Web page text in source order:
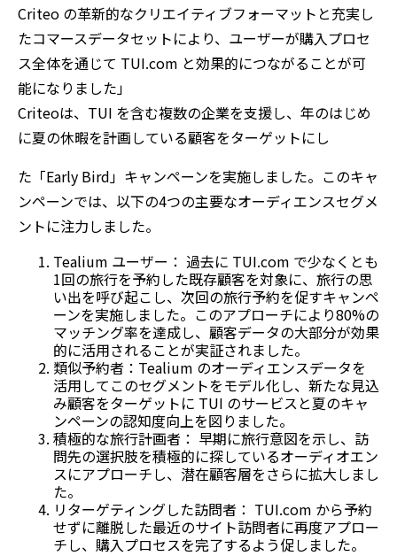
Criteo の革新的なクリエイティブフォーマットと充実し
たコマースデータセットにより、ユーザーが購入プロセ
ス全体を通じて TUI.com と効果的につながることが可
能になりました」
Criteoは、TUI を含む複数の企業を支援し、年のはじめ
に夏の休暇を計画している顧客をターゲットにし
た「Early Bird」キャンペーンを実施しました。このキャ
ンペーンでは、以下の4つの主要なオーディエンスセグメ
ントに注力しました。
Tealium ユーザー： 過去に TUI.com で少なくとも
1回の旅行を予約した既存顧客を対象に、旅行の思
い出を呼び起こし、次回の旅行予約を促すキャンペ
ーンを実施しました。このアプローチにより80%の
マッチング率を達成し、顧客データの大部分が効果
的に活用されることが実証されました。
類似予約者：Tealium のオーディエンスデータを
活用してこのセグメントをモデル化し、新たな見込
み顧客をターゲットに TUI のサービスと夏のキャ
ンペーンの認知度向上を図りました。
積極的な旅行計画者： 早期に旅行意図を示し、訪
問先の選択肢を積極的に探しているオーディオエン
スにアプローチし、潜在顧客層をさらに拡大しまし
た。
リターゲティングした訪問者： TUI.com から予約
せずに離脱した最近のサイト訪問者に再度アプロー
チし、購入プロセスを完了するよう促しました。